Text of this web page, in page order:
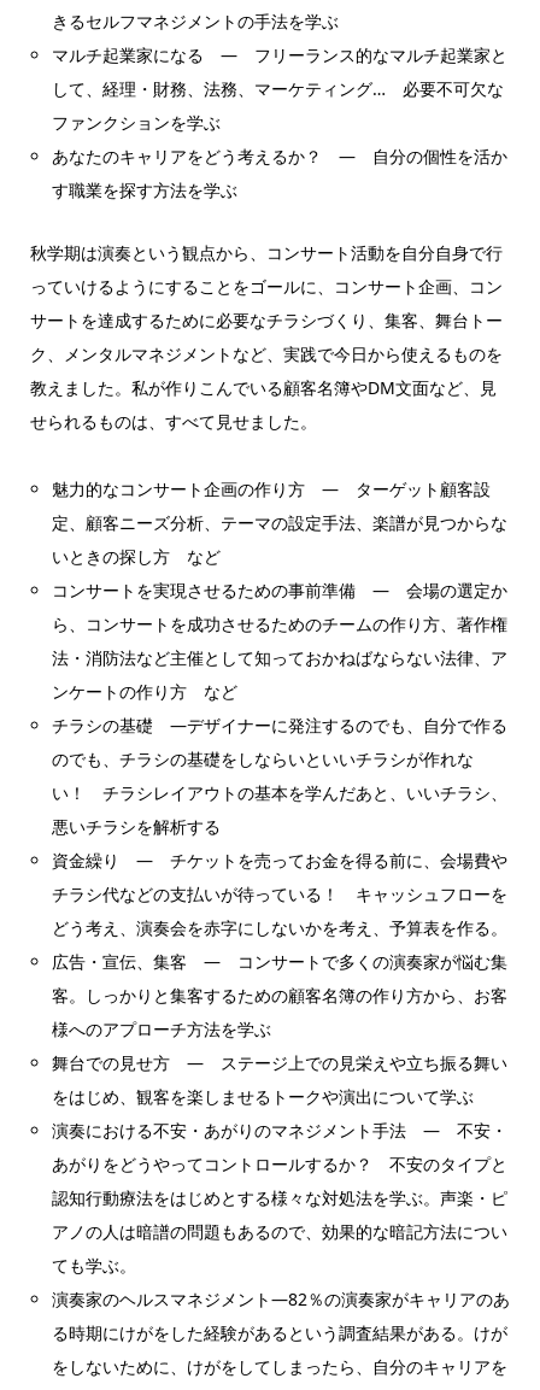
きるセルフマネジメントの手法を学ぶ
マルチ起業家になる ― フリーランス的なマルチ起業家と
して、経理・財務、法務、マーケティング… 必要不可欠な
ファンクションを学ぶ
あなたのキャリアをどう考えるか？ ― 自分の個性を活か
す職業を探す方法を学ぶ
秋学期は演奏という観点から、コンサート活動を自分自身で行
っていけるようにすることをゴールに、コンサート企画、コン
サートを達成するために必要なチラシづくり、集客、舞台トー
ク、メンタルマネジメントなど、実践で今日から使えるものを
教えました。私が作りこんでいる顧客名簿やDM文面など、見
せられるものは、すべて見せました。
魅力的なコンサート企画の作り方 ― ターゲット顧客設
定、顧客ニーズ分析、テーマの設定手法、楽譜が見つからな
いときの探し方 など
コンサートを実現させるための事前準備 ― 会場の選定か
ら、コンサートを成功させるためのチームの作り方、著作権
法・消防法など主催として知っておかねばならない法律、ア
ンケートの作り方 など
チラシの基礎 ―デザイナーに発注するのでも、自分で作る
のでも、チラシの基礎をしならいといいチラシが作れな
い！ チラシレイアウトの基本を学んだあと、いいチラシ、
悪いチラシを解析する
資金繰り ― チケットを売ってお金を得る前に、会場費や
チラシ代などの支払いが待っている！ キャッシュフローを
どう考え、演奏会を赤字にしないかを考え、予算表を作る。
広告・宣伝、集客 ― コンサートで多くの演奏家が悩む集
客。しっかりと集客するための顧客名簿の作り方から、お客
様へのアプローチ方法を学ぶ
舞台での見せ方 ― ステージ上での見栄えや立ち振る舞い
をはじめ、観客を楽しませるトークや演出について学ぶ
演奏における不安・あがりのマネジメント手法 ― 不安・
あがりをどうやってコントロールするか？ 不安のタイプと
認知行動療法をはじめとする様々な対処法を学ぶ。声楽・ピ
アノの人は暗譜の問題もあるので、効果的な暗記方法につい
ても学ぶ。
演奏家のヘルスマネジメント―82％の演奏家がキャリアのあ
る時期にけがをした経験があるという調査結果がある。けが
をしないために、けがをしてしまったら、自分のキャリアを